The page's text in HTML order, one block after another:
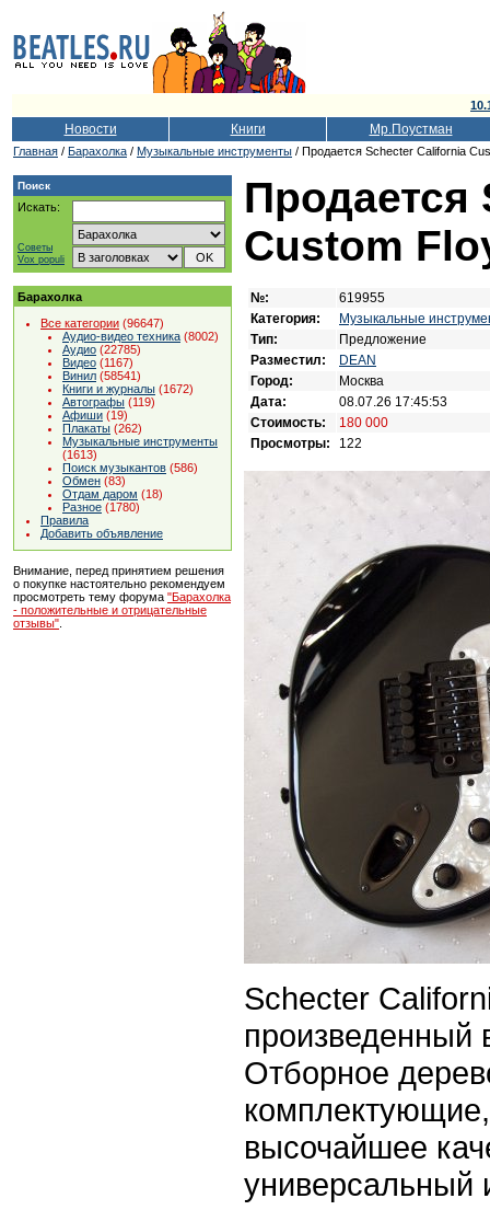
Новости Книги Мр.Поустман
Главная / Барахолка / Музыкальные инструменты / Продается Schecter California
Поиск
Искать:
Советы
Vox populi
Барахолка
Все категории (96647)
Аудио-видео техника (8002)
Аудио (22785)
Видео (1167)
Винил (58541)
Книги и журналы (1672)
Автографы (119)
Афиши (19)
Плакаты (262)
Музыкальные инструменты
(1613)
Поиск музыкантов (586)
Обмен (83)
Отдам даром (18)
Разное (1780)
Правила
Добавить объявление
Внимание, перед принятием решения
о покупке настоятельно рекомендуем
просмотреть тему форума "Барахолка
- положительные и отрицательные
отзывы"
Продается
Custom
№:
619955
Категория:
Музыкальные
Тип:
Предложение
Разместил:
DEAN
Город:
Москва
Дата:
08.07.26 17:45:53
Стоимость:
180 000
Просмотры:
122
Schecter
Отборное
высочайшее
универсальный